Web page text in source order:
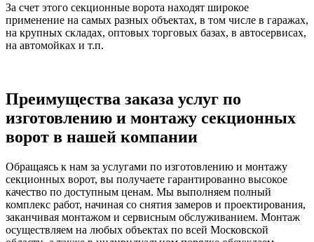
За счет этого секционные ворота находят широкое
применение на самых разных объектах, в том числе в гаражах,
на крупных складах, оптовых торговых базах, в автосервисах,
на автомойках и т.п.
Преимущества заказа услуг по
изготовлению и монтажу секционных
ворот в нашей компании
Обращаясь к нам за услугами по изготовлению и монтажу
секционных ворот, вы получаете гарантированно высокое
качество по доступным ценам. Мы выполняем полный
комплекс работ, начиная со снятия замеров и проектирования,
заканчивая монтажом и сервисным обслуживанием. Монтаж
осуществляем на любых объектах по всей Московской